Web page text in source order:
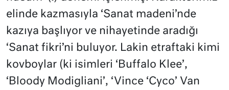
elinde kazmasıyla ‘Sanat madeni’nde
kazıya başlıyor ve nihayetinde aradığı
‘Sanat fikri’ni buluyor. Lakin etraftaki kimi
kovboylar (ki isimleri ‘Buffalo Klee’,
‘Bloody Modigliani’, ‘Vince ‘Cyco’ Van